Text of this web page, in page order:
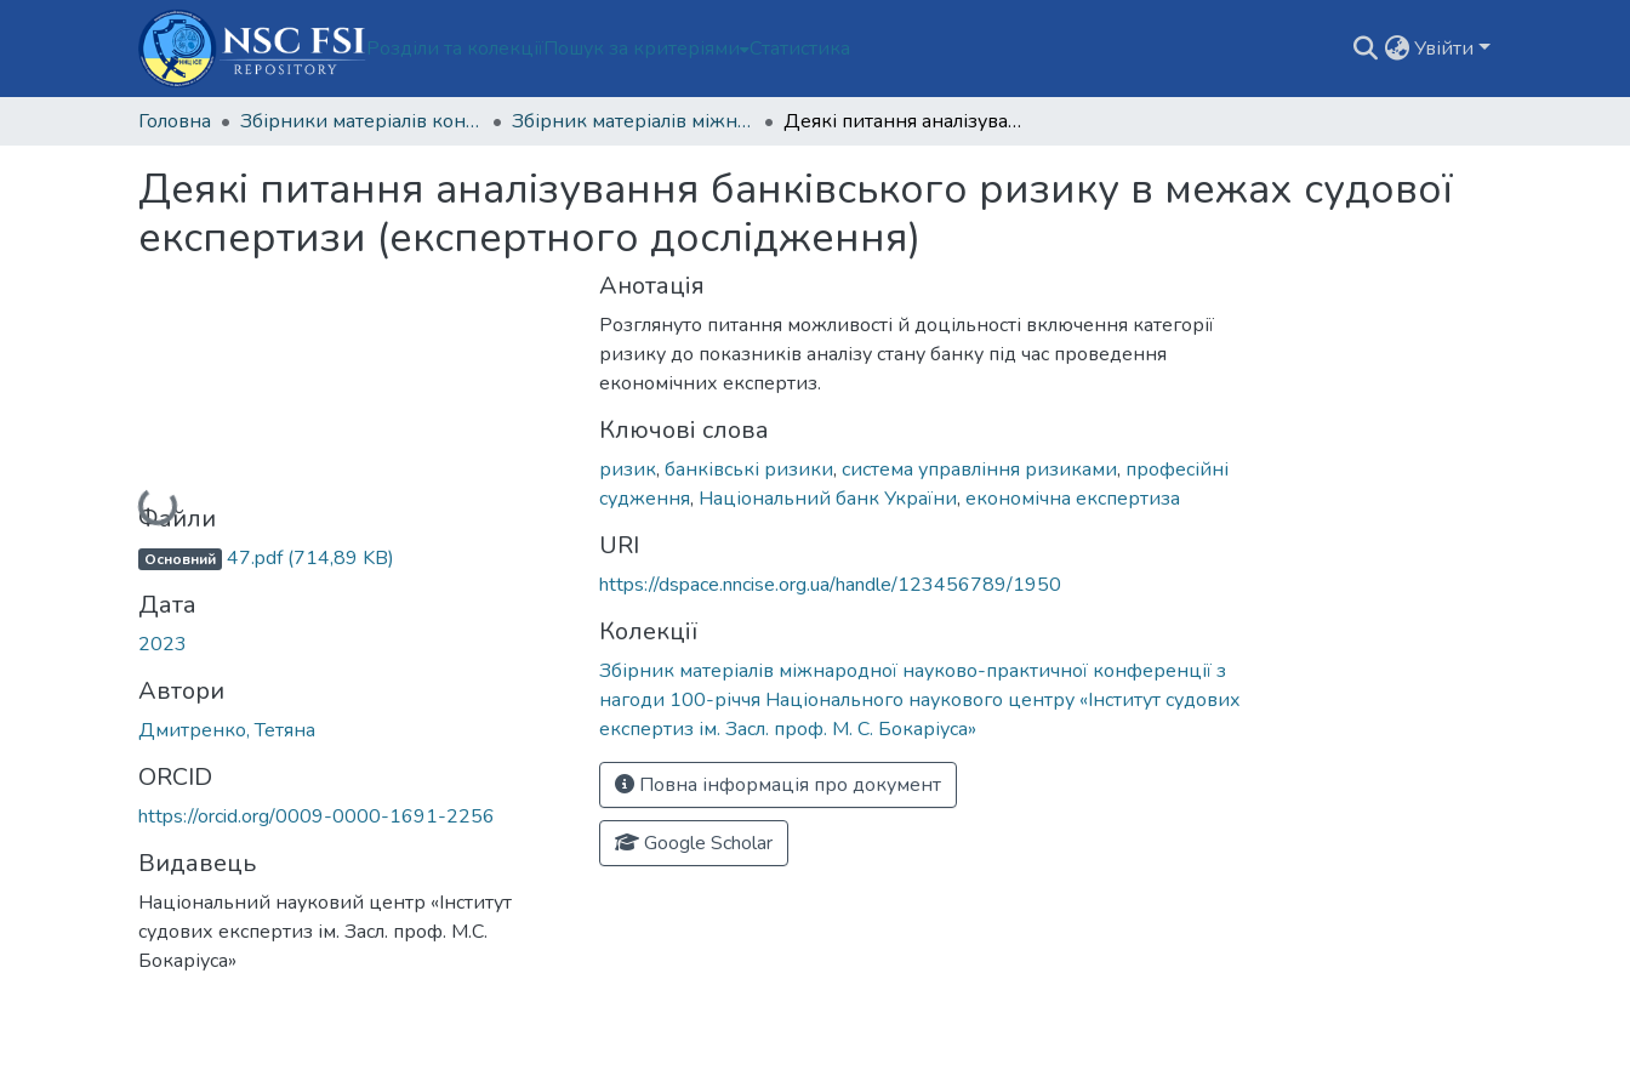
Розділи та колекціїПошук за критеріями Статистика Увійти
Головна Збірники матеріалів конференцій Національного наукового центру «Інститут судових експертиз ім. Засл. проф. М. С. Бокаріуса» Збірник матеріалів міжнародної науково-практичної конференції з нагоди 100-річчя Національного наукового центру «Інститут судових експертиз ім. Засл. проф. М. С. Бокаріуса» Деякі питання аналізування банківського ризику в межах судової експертизи (експертного дослідження)
Деякі питання аналізування банківського ризику в межах судової
експертизи (експертного дослідження)
Вантажиться...
Файли
Основний 47.pdf(714,89 KB)
Дата
2023
Автори
Дмитренко, Тетяна
ORCID
https://orcid.org/0009-0000-1691-2256
Видавець
Національний науковий центр «Інститут
судових експертиз ім. Засл. проф. М.С.
Бокаріуса»
Анотація
Розглянуто питання можливості й доцільності включення категорії
ризику до показників аналізу стану банку під час проведення
економічних експертиз.
Ключові слова
ризик, банківські ризики, система управління ризиками, професійні
судження, Національний банк України, економічна експертиза
URI
https://dspace.nncise.org.ua/handle/123456789/1950
Колекції
Збірник матеріалів міжнародної науково-практичної конференції з
нагоди 100-річчя Національного наукового центру «Інститут судових
експертиз ім. Засл. проф. М. С. Бокаріуса»
Повна інформація про документ
Google Scholar